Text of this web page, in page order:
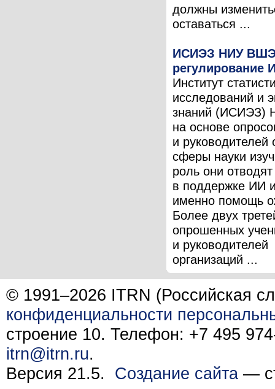
должны
оставаться ...
ИСИЭЗ НИУ
регулирование
Институт
исследований и
знаний (ИСИЭЗ)
на основе
и руководителей
сферы науки
роль они отводят
в поддержке ИИ
именно помощь
Более двух
опрошенных
и руководителей
организаций ...
© 1991–2026 ITRN (Российская
конфиденциальности
строение 10. Телефон: +7 495
itrn@itrn.ru.
Версия 21.5. Создание сайта —